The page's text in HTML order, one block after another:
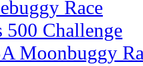
Race
500 Challenge
Moonbuggy